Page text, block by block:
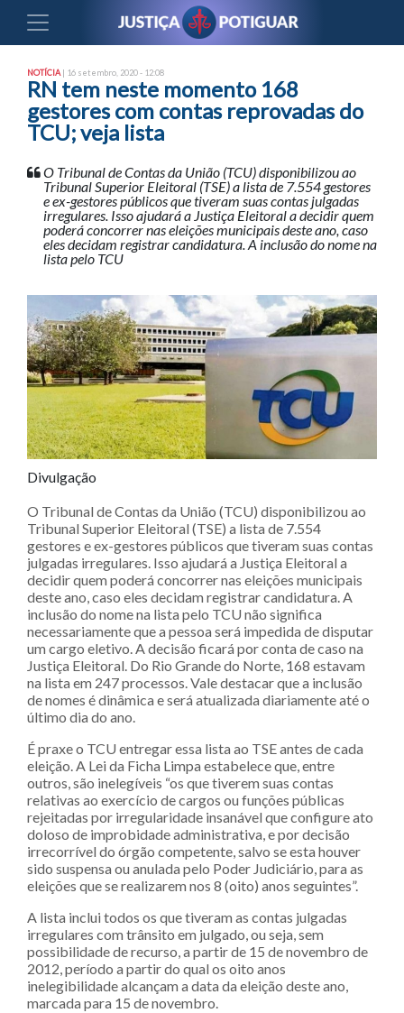
NOTÍCIA | 16 setembro, 2020 - 12:08
RN tem neste momento 168
gestores com contas reprovadas do
TCU; veja lista
O Tribunal de Contas da União (TCU) disponibilizou ao
Tribunal Superior Eleitoral (TSE) a lista de 7.554 gestores
e ex-gestores públicos que tiveram suas contas julgadas
irregulares. Isso ajudará a Justiça Eleitoral a decidir quem
poderá concorrer nas eleições municipais deste ano, caso
eles decidam registrar candidatura. A inclusão do nome na
lista pelo TCU
Divulgação
O Tribunal de Contas da União (TCU) disponibilizou ao
Tribunal Superior Eleitoral (TSE) a lista de 7.554
gestores e ex-gestores públicos que tiveram suas contas
julgadas irregulares. Isso ajudará a Justiça Eleitoral a
decidir quem poderá concorrer nas eleições municipais
deste ano, caso eles decidam registrar candidatura. A
inclusão do nome na lista pelo TCU não significa
necessariamente que a pessoa será impedida de disputar
um cargo eletivo. A decisão ficará por conta de caso na
Justiça Eleitoral. Do Rio Grande do Norte, 168 estavam
na lista em 247 processos. Vale destacar que a inclusão
de nomes é dinâmica e será atualizada diariamente até o
último dia do ano.
É praxe o TCU entregar essa lista ao TSE antes de cada
eleição. A Lei da Ficha Limpa estabelece que, entre
outros, são inelegíveis “os que tiverem suas contas
relativas ao exercício de cargos ou funções públicas
rejeitadas por irregularidade insanável que configure ato
doloso de improbidade administrativa, e por decisão
irrecorrível do órgão competente, salvo se esta houver
sido suspensa ou anulada pelo Poder Judiciário, para as
eleições que se realizarem nos 8 (oito) anos seguintes”.
A lista inclui todos os que tiveram as contas julgadas
irregulares com trânsito em julgado, ou seja, sem
possibilidade de recurso, a partir de 15 de novembro de
2012, período a partir do qual os oito anos
inelegibilidade alcançam a data da eleição deste ano,
marcada para 15 de novembro.